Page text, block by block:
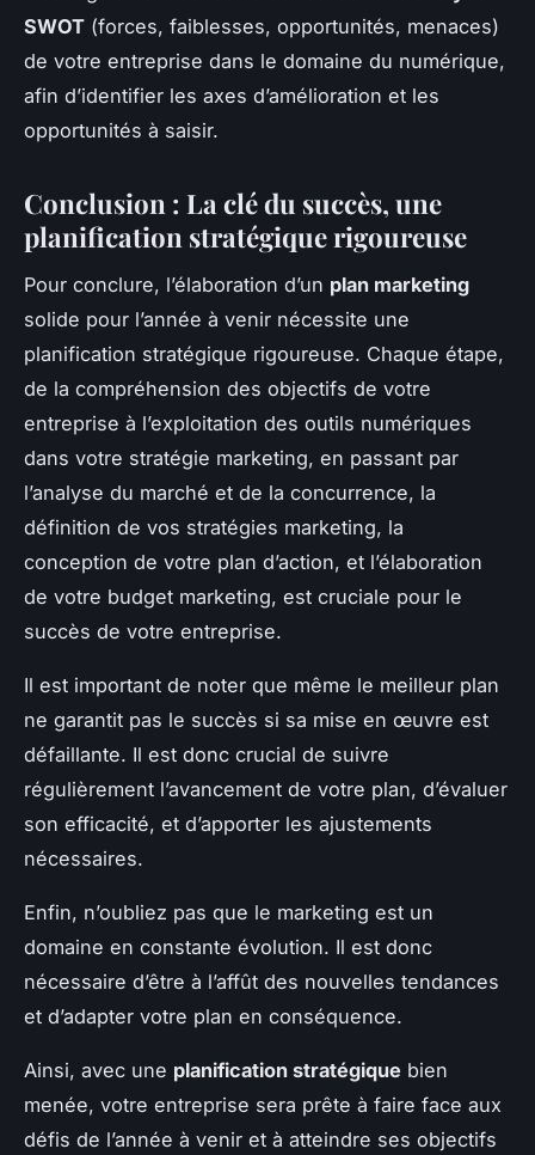
SWOT (forces, faiblesses, opportunités, menaces)
de votre entreprise dans le domaine du numérique,
afin d’identifier les axes d’amélioration et les
opportunités à saisir.
Conclusion : La clé du succès, une
planification stratégique rigoureuse
Pour conclure, l’élaboration d’un plan marketing
solide pour l’année à venir nécessite une
planification stratégique rigoureuse. Chaque étape,
de la compréhension des objectifs de votre
entreprise à l’exploitation des outils numériques
dans votre stratégie marketing, en passant par
l’analyse du marché et de la concurrence, la
définition de vos stratégies marketing, la
conception de votre plan d’action, et l’élaboration
de votre budget marketing, est cruciale pour le
succès de votre entreprise.
Il est important de noter que même le meilleur plan
ne garantit pas le succès si sa mise en œuvre est
défaillante. Il est donc crucial de suivre
régulièrement l’avancement de votre plan, d’évaluer
son efficacité, et d’apporter les ajustements
nécessaires.
Enfin, n’oubliez pas que le marketing est un
domaine en constante évolution. Il est donc
nécessaire d’être à l’affût des nouvelles tendances
et d’adapter votre plan en conséquence.
Ainsi, avec une planification stratégique bien
menée, votre entreprise sera prête à faire face aux
défis de l’année à venir et à atteindre ses objectifs